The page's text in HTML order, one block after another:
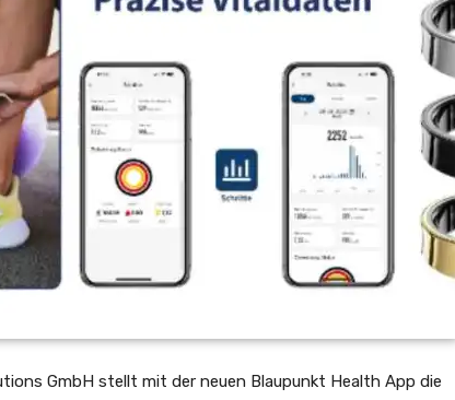
GmbH stellt mit der neuen Blaupunkt Health App die